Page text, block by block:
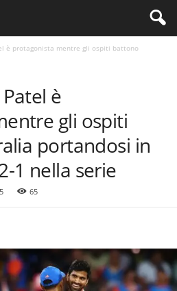
è protagonista mentre gli ospiti battono
è
gli ospiti
portandosi in
1 nella serie
65